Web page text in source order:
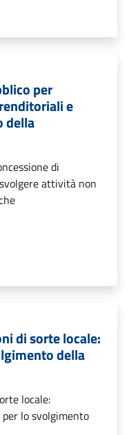
per
e
della
di
attività non
di sorte locale:
della
locale:
lo svolgimento